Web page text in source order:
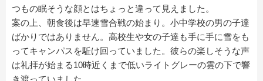
つもの眠そうな顔とはちょっと違って見えました。
案の上、朝食後は早速雪合戦の始まり。小中学校の男の子達
ばかりではありません。高校生や女の子達も手に手に雪をも
ってキャンパスを駈け回っていました。彼らの楽しそうな声
は礼拝が始まる10時近くまで低いライトグレーの雲の下で響
き渡っていました。